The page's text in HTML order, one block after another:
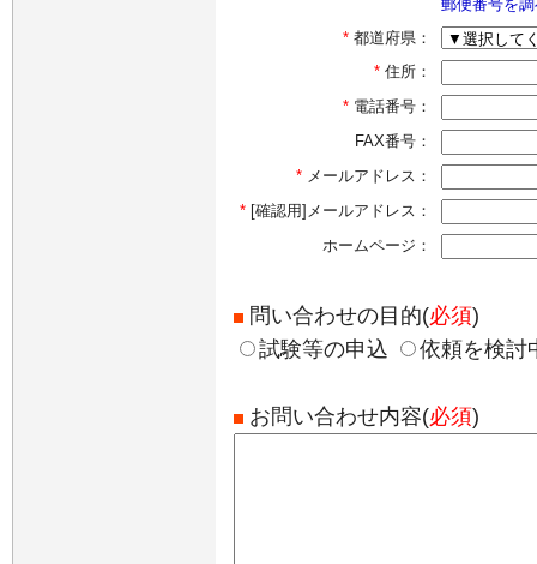
郵便番号を
* 都道府県：
* 住所：
* 電話番号：
FAX番号：
* メールアドレス：
* [確認用]メールアドレス：
ホームページ：
問い合わせの目的(必須)
試験等の申込
依頼を検討
お問い合わせ内容(必須)